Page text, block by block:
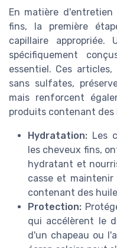
En matière
fins, la première
capillaire
spécifiquement
essentiel. Ces
sans sulfates,
mais renforcent
produits contenant
Hydratation: Les
les cheveux fins,
hydratant et
casse et
contenant des
Protection:
qui accélèrent le
d'un chapeau ou